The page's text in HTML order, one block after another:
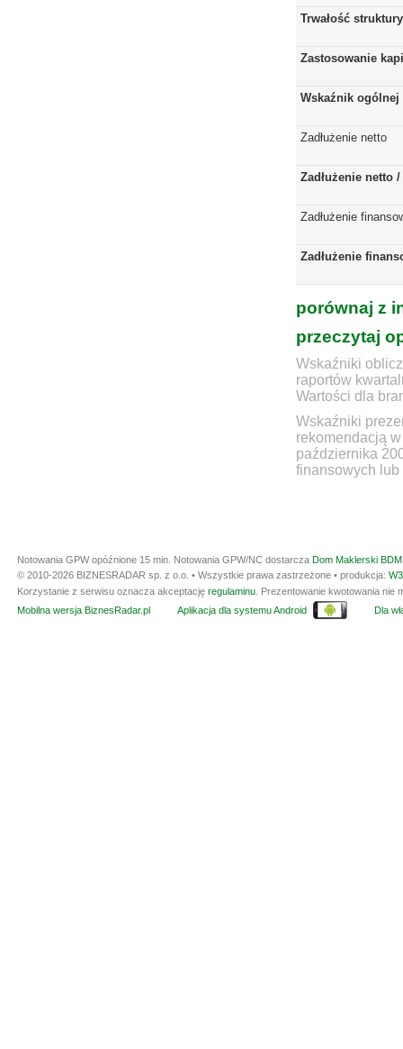
Trwałość
Zastosowanie
Wskaźnik
Zadłużenie netto
Zadłużenie netto
Zadłużenie
Zadłużenie
porównaj z
przeczytaj
Wskaźniki
raportów
Wartości dla
Wskaźniki
rekomendacją
października
finansowych lub
Notowania GPW opóźnione 15 min. Notowania GPW/NC dostarcza Dom Maklerski
© 2010-2026 BIZNESRADAR sp. z o.o. • Wszystkie prawa zastrzeżone • produkcja:
Korzystanie z serwisu oznacza akceptację regulaminu . Prezentowanie kwotowania
Mobilna wersja BiznesRadar.pl
Aplikacja dla systemu Android Dla